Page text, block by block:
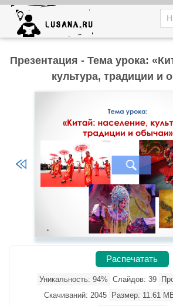
Презентация - Тема урока:
культура, традиции и
Распечатать
Уникальность: 94% Слайдов: 39
Скачиваний: 2045
Размер: 11.61